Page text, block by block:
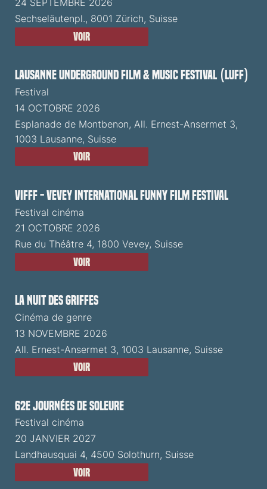
24 SEPTEMBRE 2026
Sechseläutenpl., 8001 Zürich, Suisse
Voir
Lausanne Underground Film & Music Festival (LUFF)
Festival
14 OCTOBRE 2026
Esplanade de Montbenon, All. Ernest-Ansermet 3,
1003 Lausanne, Suisse
Voir
VIFFF - Vevey International Funny Film Festival
Festival cinéma
21 OCTOBRE 2026
Rue du Théâtre 4, 1800 Vevey, Suisse
Voir
La Nuit des Griffes
Cinéma de genre
13 NOVEMBRE 2026
All. Ernest-Ansermet 3, 1003 Lausanne, Suisse
Voir
62e Journées de Soleure
Festival cinéma
20 JANVIER 2027
Landhausquai 4, 4500 Solothurn, Suisse
Voir